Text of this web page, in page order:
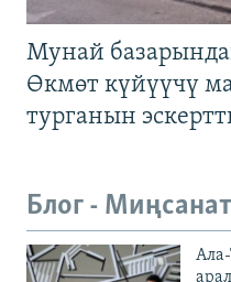
Мунай
Өкмөт күйүүчү
турганын
Блог - Миңсанат